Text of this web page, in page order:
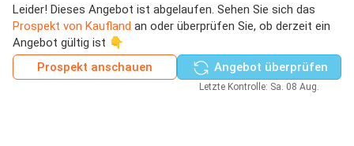
Leider! Dieses Angebot ist abgelaufen. Sehen Sie sich das
Prospekt von Kaufland an oder überprüfen Sie, ob derzeit ein
Angebot gültig ist 👇
Prospekt anschauen
Angebot überprüfen
Letzte Kontrolle: Sa. 08 Aug.